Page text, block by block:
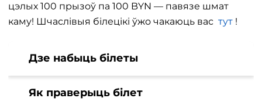
цэлых 100 прызоў па 100 BYN — павязе шмат
каму! Шчаслівыя білецікі ўжо чакаюць вас тут !
Дзе набыць білеты
Як праверыць білет